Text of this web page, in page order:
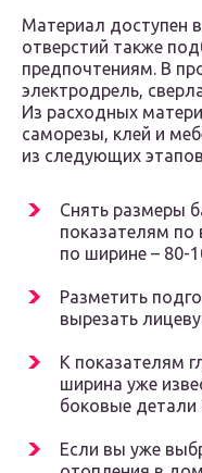
Материал доступен
отверстий также
предпочтениям. В
электродрель,
Из расходных
саморезы, клей и
из следующих
Снять размеры
показателям
по ширине – 80-
Разметить
вырезать
К показателям
ширина уже
боковые детали
Если вы уже